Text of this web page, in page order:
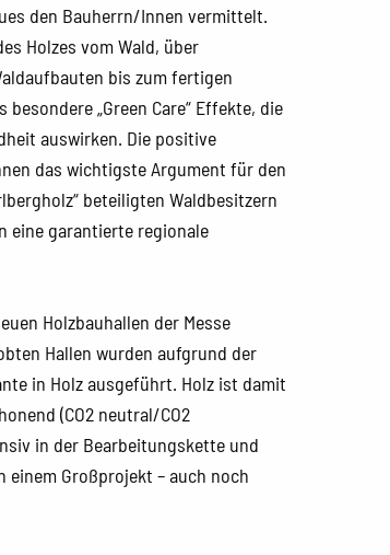
den Bauherrn/Innen vermittelt.
Holzes vom Wald, über
bis zum fertigen
„Green Care“ Effekte, die
auswirken. Die positive
das wichtigste Argument für den
beteiligten Waldbesitzern
eine garantierte regionale
Holzbauhallen der Messe
Hallen wurden aufgrund der
in Holz ausgeführt. Holz ist damit
(CO2 neutral/CO2
in der Bearbeitungskette und
Großprojekt – auch noch